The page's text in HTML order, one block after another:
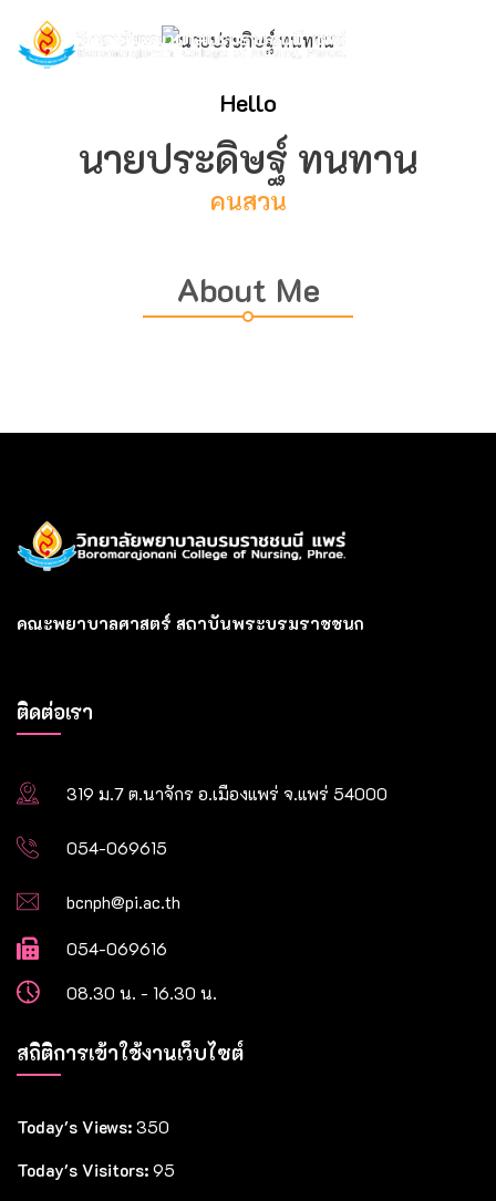
Hello
นายประดิษฐ์ ทนทาน
คนสวน
About Me
คณะพยาบาลศาสตร์ สถาบันพระบรมราชชนก
ติดต่อเรา
319 ม.7 ต.นาจักร อ.เมืองแพร่ จ.แพร่ 54000
054-069615
bcnph@pi.ac.th
054-069616
08.30 น. - 16.30 น.
สถิติการเข้าใช้งานเว็บไซต์
Today's Views: 350
Today's Visitors: 95